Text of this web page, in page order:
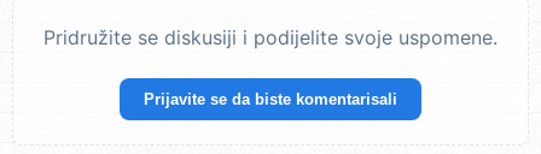
Pridružite se diskusiji i podijelite svoje uspomene.
Prijavite se da biste komentarisali